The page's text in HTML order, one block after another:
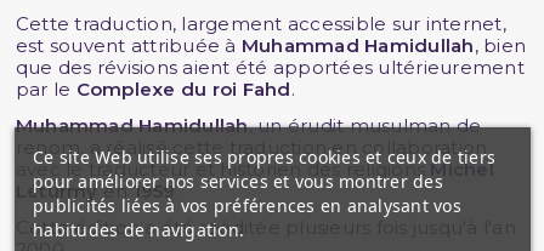
Cette traduction, largement accessible sur internet,
est souvent attribuée à Muhammad Hamidullah, bien
que des révisions aient été apportées ultérieurement
par le Complexe du roi Fahd.
Muhammad Hamidullah, un érudit musulman de
renom, a réalisé cette traduction en collaboration
avec le traducteur et historien des religions Michel
Léturmyen1959.
Cette édition a été rééditée plusieurs fois jusqu'à l'an
Ce site Web utilise ses propres cookies et ceux de tiers
pour améliorer nos services et vous montrer des
publicités liées à vos préférences en analysant vos
habitudes de navigation.